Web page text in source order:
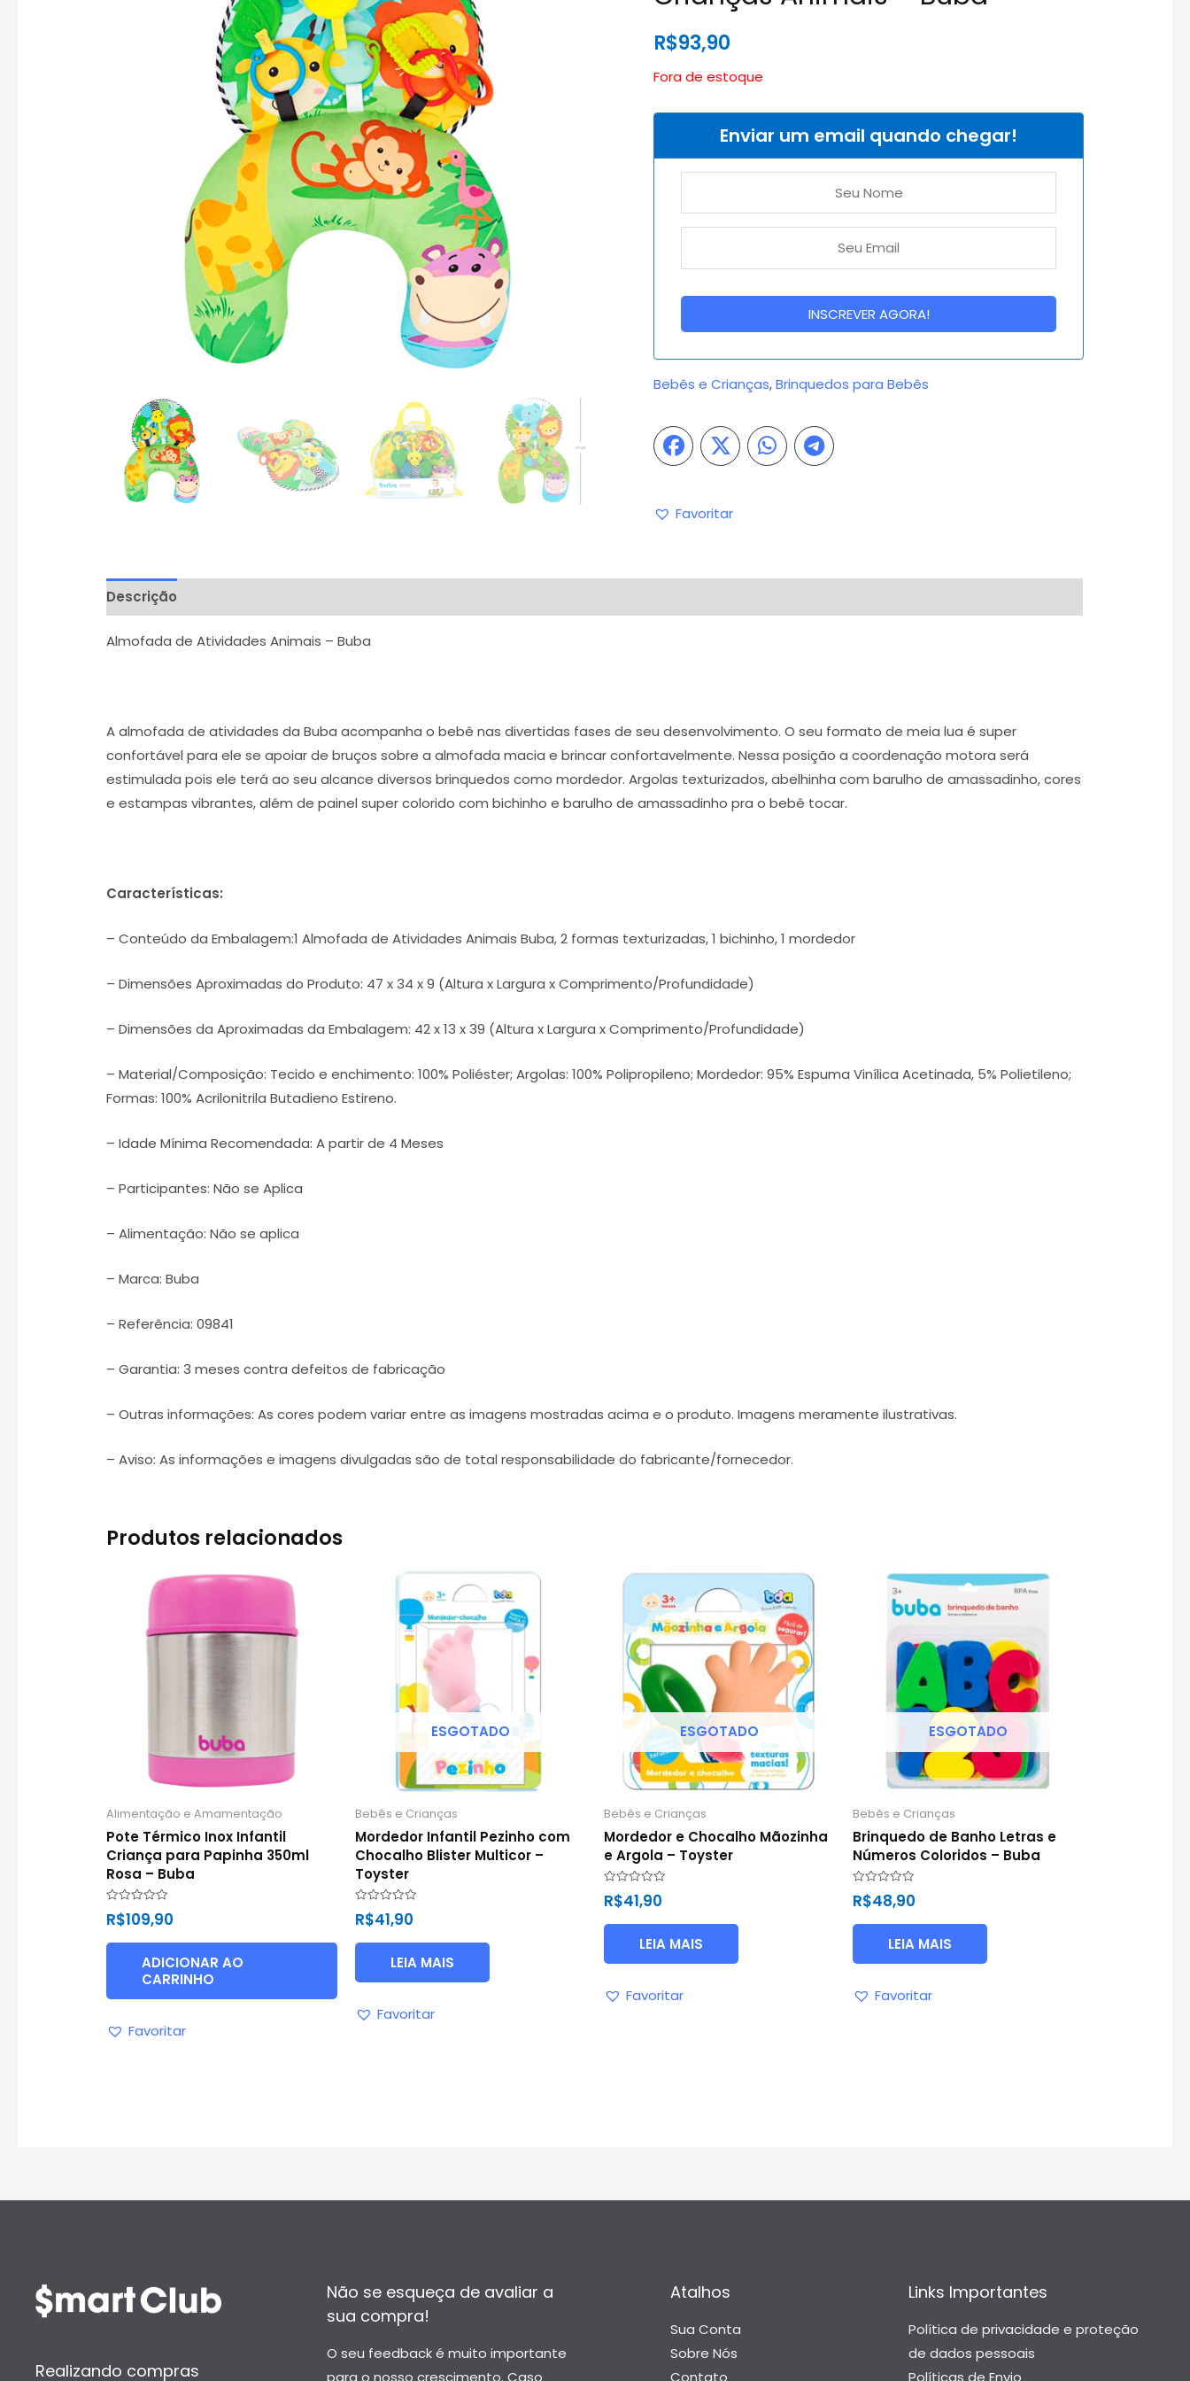
R$93,90
Fora de estoque
Enviar um email quando chegar!
Bebês e Crianças,Brinquedos para Bebês
Favoritar
Descrição
Almofada de Atividades Animais – Buba
A almofada de atividades da Buba acompanha o bebê nas divertidas fases de seu desenvolvimento. O seu formato de meia lua é super
confortável para ele se apoiar de bruços sobre a almofada macia e brincar confortavelmente. Nessa posição a coordenação motora será
estimulada pois ele terá ao seu alcance diversos brinquedos como mordedor. Argolas texturizados, abelhinha com barulho de amassadinho, cores
e estampas vibrantes, além de painel super colorido com bichinho e barulho de amassadinho pra o bebê tocar.
Características:
– Conteúdo da Embalagem:1 Almofada de Atividades Animais Buba, 2 formas texturizadas, 1 bichinho, 1 mordedor
– Dimensões Aproximadas do Produto: 47 x 34 x 9 (Altura x Largura x Comprimento/Profundidade)
– Dimensões da Aproximadas da Embalagem: 42 x 13 x 39 (Altura x Largura x Comprimento/Profundidade)
– Material/Composição: Tecido e enchimento: 100% Poliéster; Argolas: 100% Polipropileno; Mordedor: 95% Espuma Vinílica Acetinada, 5% Polietileno;
Formas: 100% Acrilonitrila Butadieno Estireno.
– Idade Mínima Recomendada: A partir de 4 Meses
– Participantes: Não se Aplica
– Alimentação: Não se aplica
– Marca: Buba
– Referência: 09841
– Garantia: 3 meses contra defeitos de fabricação
– Outras informações: As cores podem variar entre as imagens mostradas acima e o produto. Imagens meramente ilustrativas.
– Aviso: As informações e imagens divulgadas são de total responsabilidade do fabricante/fornecedor.
Produtos relacionados
Alimentação e Amamentação
Pote Térmico Inox Infantil
Criança para Papinha 350ml
Rosa – Buba
Avaliação
0
5
R$109,90
ADICIONAR AO
CARRINHO
Favoritar
ESGOTADO
Bebês e Crianças
Mordedor Infantil Pezinho com
Chocalho Blister Multicor –
Toyster
Avaliação
0
5
R$41,90
LEIA MAIS
Favoritar
ESGOTADO
Bebês e Crianças
Mordedor e Chocalho Mãozinha
e Argola – Toyster
Avaliação
0
5
R$41,90
LEIA MAIS
Favoritar
ESGOTADO
Bebês e Crianças
Brinquedo de Banho Letras e
Números Coloridos – Buba
Avaliação
0
5
R$48,90
LEIA MAIS
Favoritar
Realizando compras
Não se esqueça de avaliar a
sua compra!
O seu feedback é muito importante
para o nosso crescimento. Caso
Atalhos
Sua Conta
Sobre Nós
Contato
Links Importantes
Política de privacidade e proteção
de dados pessoais
Políticas de Envio